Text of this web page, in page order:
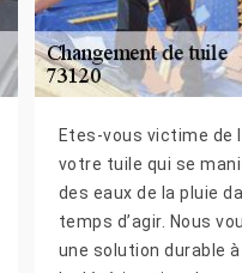
Etes-vous victime de
votre tuile qui se
des eaux de la pluie
temps d’agir. Nous
une solution durable